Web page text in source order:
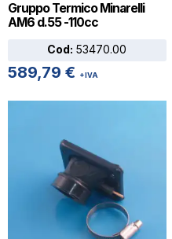
Gruppo Termico Minarelli
AM6 d.55 -110cc
Cod: 53470.00
589,79 € +IVA